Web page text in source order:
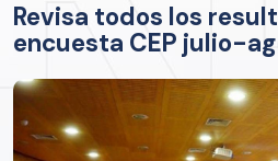
Revisa todos los
encuesta CEP julio-